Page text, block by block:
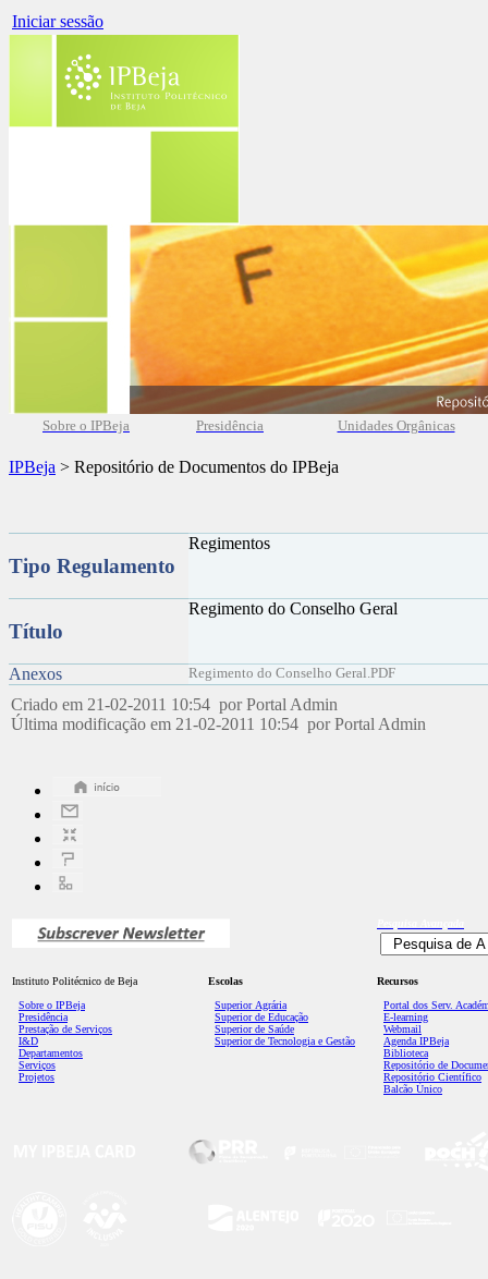
Iniciar sessão
Sobre o IPBeja Presidência Unidades Orgânicas
IPBeja > Repositório de Documentos do IPBeja
Tipo Regulamento
Regimentos
Título
Regimento do Conselho Geral
Anexos Regimento do Conselho Geral.PDF
Criado em 21-02-2011 10:54 por Portal Admin
Última modificação em 21-02-2011 10:54 por Portal Admin
Instituto Politécnico de Beja
Sobre o IPBeja
Presidência
Prestação de Serviços
I&D
Departamentos
Serviços
Projetos
Escolas
Superior Agrária
Superior de Educação
Superior de Saúde
Superior de Tecnologia e Gestão
Recursos
Portal dos Serv.
E-learning
Webmail
Agenda IPBeja
Biblioteca
Repositório de
Repositório Científico
Balcão Único